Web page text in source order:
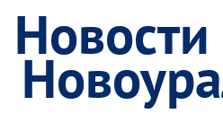
Новости